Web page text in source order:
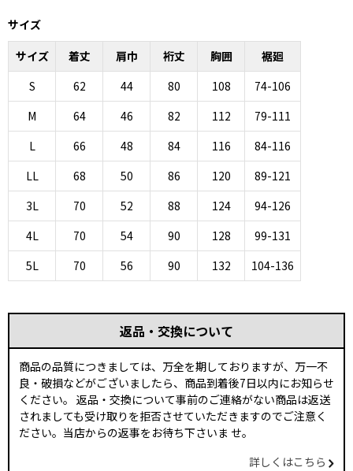
サイズ
サイズ
着丈 肩巾 裄丈 胸囲
裾廻
S
62 44 80 108
74-106
M
64 46 82 112
79-111
L
66 48 84 116
84-116
LL
68 50 86 120
89-121
3L
70 52 88 124
94-126
4L
70 54 90 128
99-131
5L
70 56 90 132 104-136
返品・交換について
商品の品質につきましては、万全を期しておりますが、万一不
良・破損などがございましたら、商品到着後7日以内にお知らせ
ください。 返品・交換について事前のご連絡がない商品は返送
されましても受け取りを拒否させていただきますのでご注意く
ださい。当店からの返事をお待ち下さいま せ。
詳しくはこちら